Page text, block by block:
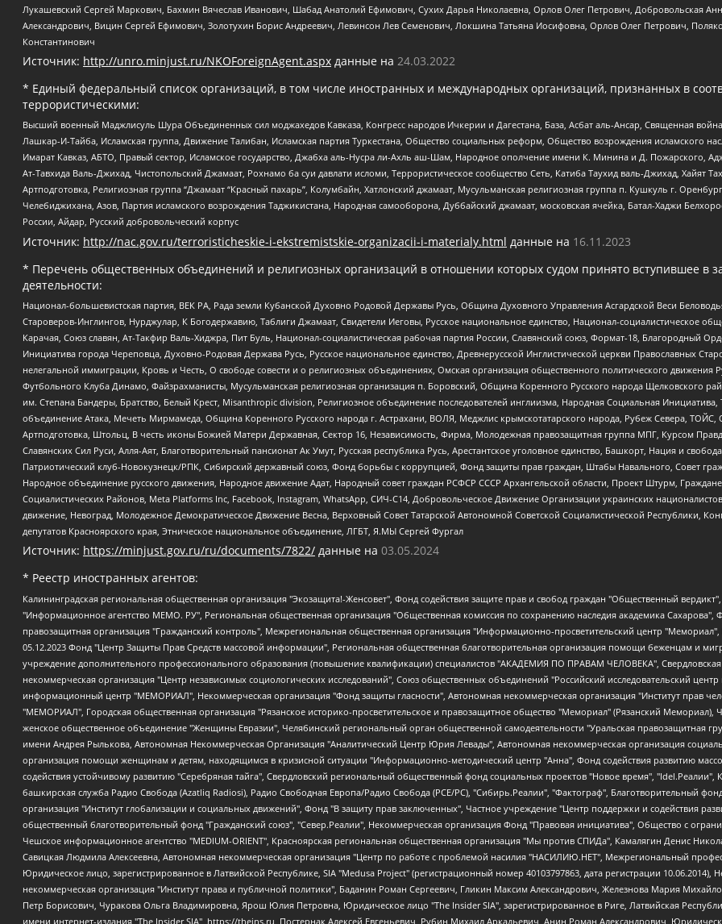
Лукашевский Сергей Маркович, Бахмин Вячеслав Иванович, Шабад Анатолий Ефимович, Сухих Дарья Николаевна, Орлов Олег Петрович, Добровольская
Александрович, Вицин Сергей Ефимович, Золотухин Борис Андреевич, Левинсон Лев Семенович, Локшина Татьяна Иосифовна, Орлов Олег Петрович,
Константинович
Источник: http://unro.minjust.ru/NKOForeignAgent.aspx данные на 24.03.2022
* Единый федеральный список организаций, в том числе иностранных и международных организаций, признанных в
террористическими:
Высший военный Маджлисуль Шура Объединенных сил моджахедов Кавказа, Конгресс народов Ичкерии и Дагестана, База, Асбат аль-Ансар, Священная
Лашкар-И-Тайба, Исламская группа, Движение Талибан, Исламская партия Туркестана, Общество социальных реформ, Общество возрождения исламского
Имарат Кавказ, АБТО, Правый сектор, Исламское государство, Джабха аль-Нусра ли-Ахль аш-Шам, Народное ополчение имени К. Минина и Д. Пожарского,
Ат-Тавхида Валь-Джихад, Чистопольский Джамаат, Рохнамо ба суи давлати исломи, Террористическое сообщество Сеть, Катиба Таухид валь-Джихад,
Артподготовка, Религиозная группа “Джамаат “Красный пахарь”, Колумбайн, Хатлонский джамаат, Мусульманская религиозная группа п. Кушкуль г.
Челебиджихана, Азов, Партия исламского возрождения Таджикистана, Народная самооборона, Дуббайский джамаат, московская ячейка, Батал-Хаджи
России, Айдар, Русский добровольческий корпус
Источник: http://nac.gov.ru/terroristicheskie-i-ekstremistskie-organizacii-i-materialy.html данные на 16.11.2023
* Перечень общественных объединений и религиозных организаций в отношении которых судом принято вступившее в
деятельности:
Национал-большевистская партия, ВЕК РА, Рада земли Кубанской Духовно Родовой Державы Русь, Община Духовного Управления Асгардской Веси
Староверов-Инглингов, Нурджулар, К Богодержавию, Таблиги Джамаат, Свидетели Иеговы, Русское национальное единство, Национал-социалистическое
Карачая, Союз славян, Ат-Такфир Валь-Хиджра, Пит Буль, Национал-социалистическая рабочая партия России, Славянский союз, Формат-18, Благородный
Инициатива города Череповца, Духовно-Родовая Держава Русь, Русское национальное единство, Древнерусской Инглистической церкви Православных
нелегальной иммиграции, Кровь и Честь, О свободе совести и о религиозных объединениях, Омская организация общественного политического движения
Футбольного Клуба Динамо, Файзрахманисты, Мусульманская религиозная организация п. Боровский, Община Коренного Русского народа Щелковского
им. Степана Бандеры, Братство, Белый Крест, Misanthropic division, Религиозное объединение последователей инглиизма, Народная Социальная
объединение Атака, Мечеть Мирмамеда, Община Коренного Русского народа г. Астрахани, ВОЛЯ, Меджлис крымскотатарского народа, Рубеж Севера, ТОЙС,
Артподготовка, Штольц, В честь иконы Божией Матери Державная, Сектор 16, Независимость, Фирма, Молодежная правозащитная группа МПГ, Курсом
Славянских Сил Руси, Алля-Аят, Благотворительный пансионат Ак Умут, Русская республика Русь, Арестантское уголовное единство, Башкорт, Нация и
Патриотический клуб-Новокузнецк/РПК, Сибирский державный союз, Фонд борьбы с коррупцией, Фонд защиты прав граждан, Штабы Навального, Совет
Народное объединение русского движения, Народное движение Адат, Народный совет граждан РСФСР СССР Архангельской области, Проект Штурм,
Социалистических Районов, Meta Platforms Inc, Facebook, Instagram, WhatsApp, СИЧ-С14, Добровольческое Движение Организации украинских
движение, Невоград, Молодежное Демократическое Движение Весна, Верховный Совет Татарской Автономной Советской Социалистической Республики,
депутатов Красноярского края, Этническое национальное объединение, ЛГБТ, Я.МЫ Сергей Фургал
Источник: https://minjust.gov.ru/ru/documents/7822/ данные на 03.05.2024
* Реестр иностранных агентов:
Калининградская региональная общественная организация "Экозащита!-Женсовет", Фонд содействия защите прав и свобод граждан "Общественный вердикт", Фонд "Институт Развития Свободы Информации", Частное учреждение "Информационное агентство МЕМО. РУ", Региональная общественная организация "Общественная комиссия по сохранению наследия академика Сахарова", Фонд поддержки свободы прессы, Санкт-Петербургская общественная правозащитная организация "Гражданский контроль", Межрегиональная общественная организация "Информационно-просветительский центр "Мемориал", Региональный Фонд "Центр Защиты Прав Средств Массовой Информации", с 05.12.2023 Фонд "Центр Защиты Прав Средств массовой информации", Региональная общественная благотворительная организация помощи беженцам и мигрантам "Гражданское содействие", Негосударственное образовательное учреждение дополнительного профессионального образования (повышение квалификации) специалистов "АКАДЕМИЯ ПО ПРАВАМ ЧЕЛОВЕКА", Свердловская региональная общественная организация "Сутяжник", Автономная некоммерческая организация "Центр независимых социологических исследований", Союз общественных объединений "Российский исследовательский центр по правам человека", Региональное общественное учреждение научно-информационный центр "МЕМОРИАЛ", Некоммерческая организация "Фонд защиты гласности", Автономная некоммерческая организация "Институт прав человека", Городская общественная организация "Екатеринбургское общество "МЕМОРИАЛ", Городская общественная организация "Рязанское историко-просветительское и правозащитное общество "Мемориал" (Рязанский Мемориал), Челябинский региональный орган общественной самодеятельности – женское общественное объединение "Женщины Евразии", Челябинский региональный орган общественной самодеятельности "Уральская правозащитная группа", Фонд содействия защите здоровья и социальной справедливости имени Андрея Рылькова, Автономная Некоммерческая Организация "Аналитический Центр Юрия Левады", Автономная некоммерческая организация социальной поддержки населения "Проект Апрель", Региональная общественная организация помощи женщинам и детям, находящимся в кризисной ситуации "Информационно-методический центр "Анна", Фонд содействия развитию массовых коммуникаций и правовому просвещению "Так-так-Так", Фонд содействия устойчивому развитию "Серебряная тайга", Свердловский региональный общественный фонд социальных проектов "Новое время", "Idel.Реалии", Кавказ.Реалии, Крым.Реалии, Телеканал Настоящее Время, Татаро-башкирская служба Радио Свобода (Azatliq Radiosi), Радио Свободная Европа/Радио Свобода (PCE/PC), "Сибирь.Реалии", "Фактограф", Благотворительный фонд помощи осужденным и их семьям, Автономная некоммерческая организация "Институт глобализации и социальных движений", Фонд "В защиту прав заключенных", Частное учреждение "Центр поддержки и содействия развитию средств массовой информации", Пензенский региональный общественный благотворительный фонд "Гражданский союз", "Север.Реалии", Некоммерческая организация Фонд "Правовая инициатива", Общество с ограниченной ответственностью "Радио Свободная Европа/Радио Свобода", Чешское информационное агентство "MEDIUM-ORIENT", Красноярская региональная общественная организация "Мы против СПИДа", Камалягин Денис Николаевич, Маркелов Сергей Евгеньевич, Пономарев Лев Александрович, Савицкая Людмила Алексеевна, Автономная некоммерческая организация "Центр по работе с проблемой насилия "НАСИЛИЮ.НЕТ", Межрегиональный профессиональный союз работников здравоохранения "Альянс врачей", Юридическое лицо, зарегистрированное в Латвийской Республике, SIA "Medusa Project" (регистрационный номер 40103797863, дата регистрации 10.06.2014), Некоммерческая организация "Фонд по борьбе с коррупцией", Автономная некоммерческая организация "Институт права и публичной политики", Баданин Роман Сергеевич, Гликин Максим Александрович, Железнова Мария Михайловна, Лукьянова Юлия Сергеевна, Маетная Елизавета Витальевна, Маняхин Петр Борисович, Чуракова Ольга Владимировна, Ярош Юлия Петровна, Юридическое лицо "The Insider SIA", зарегистрированное в Риге, Латвийская Республика (дата регистрации 26.06.2015), являющееся администратором доменного имени интернет-издания "The Insider SIA", https://theins.ru, Постернак Алексей Евгеньевич, Рубин Михаил Аркадьевич, Анин Роман Александрович, Юридическое лицо Istories fonds, зарегистрированное в Латвийской Республике (регистрационный номер 50008295751, дата регистрации 24.02.2020), Великовский Дмитрий Александрович, Долинина Ирина Николаевна, Мароховская Алеся Алексеевна, Шлейнов Роман Юрьевич, Шмагун Олеся Валентиновна, Общество с ограниченной ответственностью "Альтаир 2021", Общество с ограниченной ответственностью "Вега 2021", Общество с ограниченной ответственностью "Главный редактор 2021", Общество с ограниченной ответственностью "Ромашки монолит", Важенков Артем Валерьевич, Ивановская областная общественная организация "Центр гендерных исследований", Гурман Юрий Альбертович, Медиапроект "ОВД-Инфо", Егоров Владимир Владимирович, Жилинский Владимир Александрович, Общество с ограниченной ответственностью "ЗП", Иванова София Юрьевна, Карезина Инна Павловна, Кильтау Екатерина Викторовна, Петров Алексей Викторович, Пискунов Сергей Евгеньевич, Смирнов Сергей Сергеевич, Тихонов Михаил Сергеевич, Общество с ограниченной ответственностью "ЖУРНАЛИСТ-ИНОСТРАННЫЙ АГЕНТ", Арапова Галина Юрьевна, Вольтская Татьяна Анатольевна, Американская компания "Mason G.E.S. Anonymous Foundation" (США), являющаяся владельцем интернет-издания https://mnews.world/, Компания "Stichting Bellingcat", зарегистрированная в Нидерландах (дата регистрации 11.07.2018), Захаров Андрей Вячеславович, Клепиковская Екатерина Дмитриевна, Общество с ограниченной ответственностью "МЕМО", Перл Роман Александрович, Симонов Евгений Алексеевич, Соловьева Елена Анатольевна, Сотников Даниил Владимирович, Сурначева Елизавета Дмитриевна, Автономная некоммерческая организация по защите прав человека и информированию населения "Якутия – Наше Мнение", Общество с ограниченной ответственностью "Москоу диджитал медиа", с 26.01.2023 Общество с ограниченной ответственностью "Чайка Белые сады", Ветошкина Валерия Валерьевна, Заговора Максим Александрович, Межрегиональное общественное движение "Российская ЛГБТ - сеть", Оленичев Максим Владимирович, Павлов Иван Юрьевич, Скворцова Елена Сергеевна, Общество с ограниченной ответственностью "Как бы инагент", Кочетков Игорь Викторович, Общество с ограниченной ответственностью "Честные выборы", Еланчик Олег Александрович, Общество с ограниченной ответственностью "Нобелевский призыв", Гималова Регина Эмилевна, Григорьев Андрей Валерьевич, Григорьева Алина Александровна, Ассоциация по содействию защите прав призывников, альтернативнослужащих и военнослужащих "Правозащитная группа "Гражданин.Армия.Право", Хисамова Регина Фаритовна,